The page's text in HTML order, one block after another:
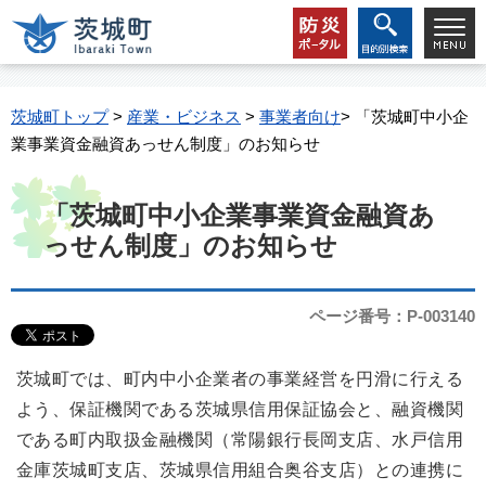
茨城町トップ> 産業・ビジネス > 事業者向け> 「茨城町中小企
業事業資金融資あっせん制度」のお知らせ
「茨城町中小企業事業資金融資あ
っせん制度」のお知らせ
ページ番号：P-003140
茨城町では、町内中小企業者の事業経営を円滑に行える
よう、保証機関である茨城県信用保証協会と、融資機関
である町内取扱金融機関（常陽銀行長岡支店、水戸信用
金庫茨城町支店、茨城県信用組合奥谷支店）との連携に